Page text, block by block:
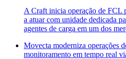
A Craft inicia operação de FCL
a atuar com unidade dedicada
agentes de carga em um dos
Movecta moderniza operações
monitoramento em tempo real